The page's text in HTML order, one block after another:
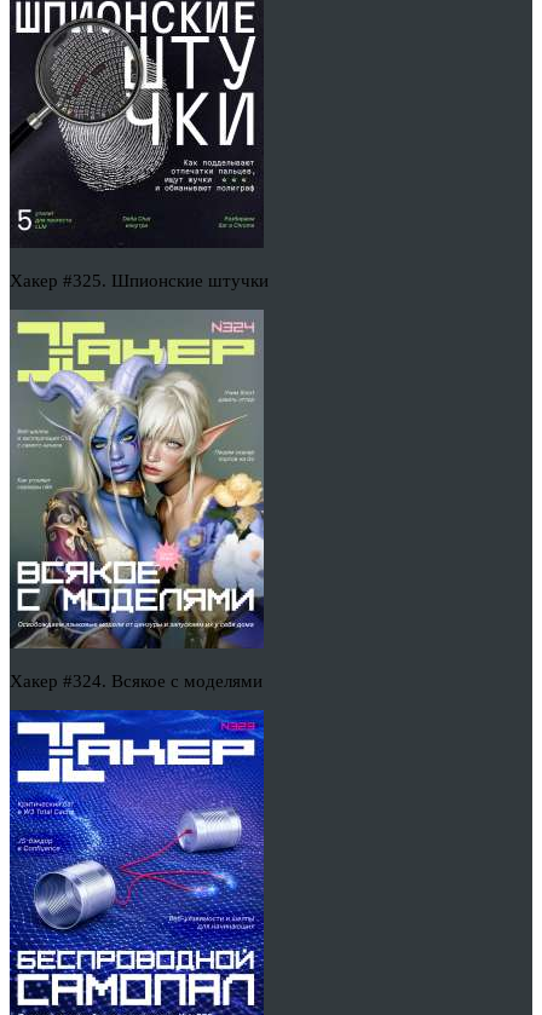
Хакер #325. Шпионские штучки
Хакер #324. Всякое с моделями